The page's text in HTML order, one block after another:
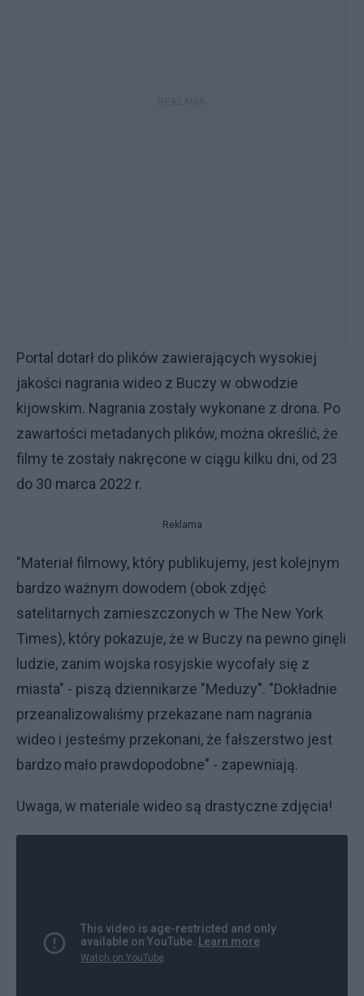
Portal dotarł do plików zawierających wysokiej
jakości nagrania wideo z Buczy w obwodzie
kijowskim. Nagrania zostały wykonane z drona. Po
zawartości metadanych plików, można określić, że
filmy te zostały nakręcone w ciągu kilku dni, od 23
do 30 marca 2022 r.
Reklama
"Materiał filmowy, który publikujemy, jest kolejnym
bardzo ważnym dowodem (obok zdjęć
satelitarnych zamieszczonych w The New York
Times), który pokazuje, że w Buczy na pewno ginęli
ludzie, zanim wojska rosyjskie wycofały się z
miasta" - piszą dziennikarze "Meduzy". "Dokładnie
przeanalizowaliśmy przekazane nam nagrania
wideo i jesteśmy przekonani, że fałszerstwo jest
bardzo mało prawdopodobne" - zapewniają.
Uwaga, w materiale wideo są drastyczne zdjęcia!